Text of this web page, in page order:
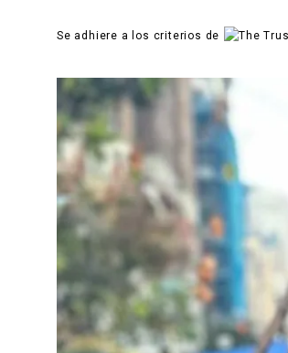
Se adhiere a los criterios de